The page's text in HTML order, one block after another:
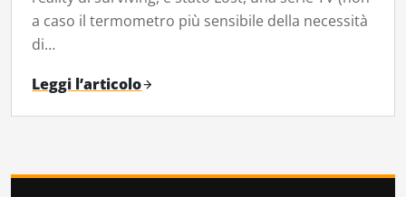
a caso il termometro più sensibile della necessità
di…
Leggi l’articolo